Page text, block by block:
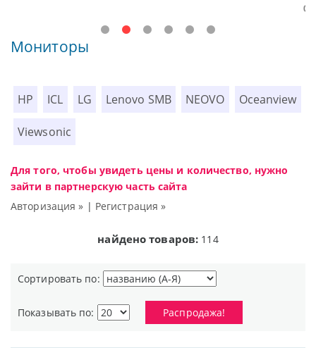
Мониторы
HP ICL LG Lenovo SMB NEOVO Oceanview
Viewsonic
Для того, чтобы увидеть цены и количество, нужно
зайти в партнерскую часть сайта
Авторизация » | Регистрация »
найдено товаров: 114
Сортировать по:
Показывать по: Распродажа!